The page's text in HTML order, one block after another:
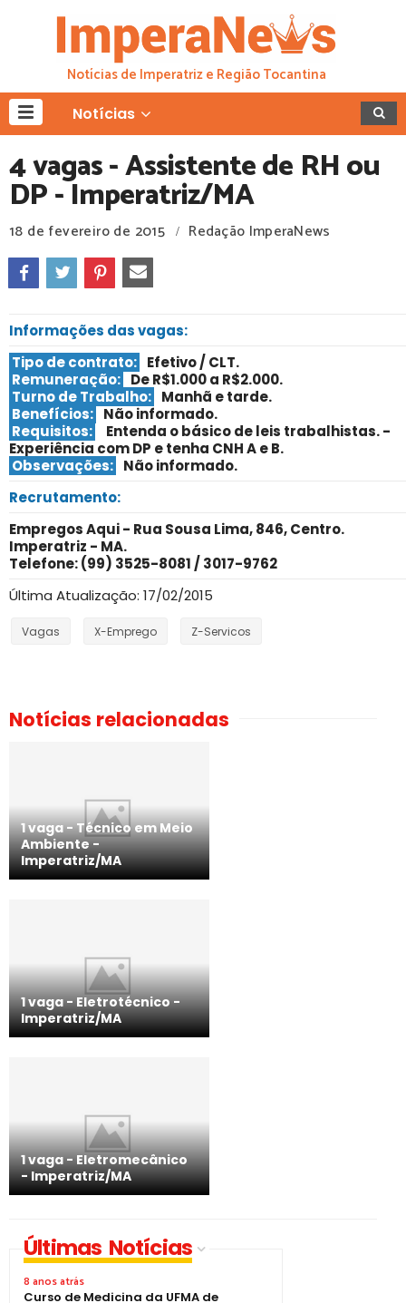
Notícias de Imperatriz e Região Tocantina
Notícias
4 vagas - Assistente de RH ou
DP - Imperatriz/MA
18 de fevereiro de 2015 / Redação ImperaNews
Informações das vagas:
Tipo de contrato: Efetivo / CLT.
Remuneração: De R$1.000 a R$2.000.
Turno de Trabalho: Manhã e tarde.
Benefícios: Não informado.
Requisitos:
Entenda o básico de leis trabalhistas. ­
Experiência com DP e tenha CNH A e B.
Observações: Não informado.
Recrutamento:
Empregos Aqui - Rua Sousa Lima, 846, Centro.
Imperatriz - MA.
Telefone: (99) 3525-8081 / 3017-9762
Última Atualização: 17/02/2015
Vagas X-Emprego Z-Servicos
Notícias relacionadas
1 vaga - Técnico em Meio
Ambiente ­-
Imperatriz/MA
1 vaga - Eletrotécnico -
Imperatriz/MA
1 vaga - Eletromecânico
-­ Imperatriz/MA
Últimas Notícias
8 anos atrás
Curso de Medicina da UFMA de